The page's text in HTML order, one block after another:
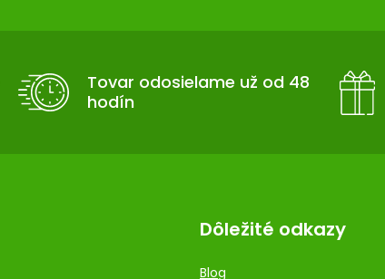
Tovar odosielame už od 48
hodín
Dôležité odkazy
Blog